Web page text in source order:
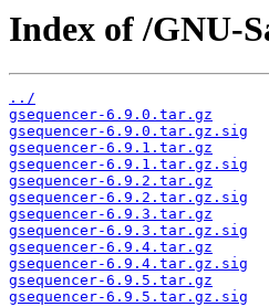
Index of /GNU-
../
gsequencer-6.9.0.tar.gz
gsequencer-6.9.0.tar.gz.sig
gsequencer-6.9.1.tar.gz
gsequencer-6.9.1.tar.gz.sig
gsequencer-6.9.2.tar.gz
gsequencer-6.9.2.tar.gz.sig
gsequencer-6.9.3.tar.gz
gsequencer-6.9.3.tar.gz.sig
gsequencer-6.9.4.tar.gz
gsequencer-6.9.4.tar.gz.sig
gsequencer-6.9.5.tar.gz
gsequencer-6.9.5.tar.gz.sig